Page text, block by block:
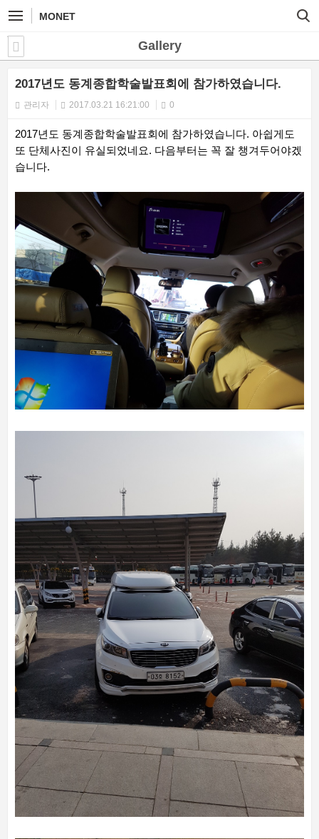
MONET
Gallery
2017년도 동계종합학술발표회에 참가하였습니다.
관리자 2017.03.21 16:21:00 0
2017년도 동계종합학술발표회에 참가하였습니다. 아쉽게도
또 단체사진이 유실되었네요. 다음부터는 꼭 잘 챙겨두어야겠
습니다.